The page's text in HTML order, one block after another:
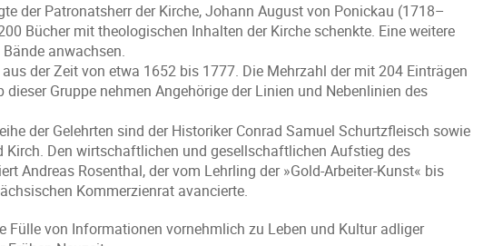
der Patronatsherr der Kirche, Johann August von Ponickau (1718–
Bücher mit theologischen Inhalten der Kirche schenkte. Eine weitere
anwachsen.
der Zeit von etwa 1652 bis 1777. Die Mehrzahl der mit 204 Einträgen
Gruppe nehmen Angehörige der Linien und Nebenlinien des
der Gelehrten sind der Historiker Conrad Samuel Schurtzfleisch sowie
Den wirtschaftlichen und gesellschaftlichen Aufstieg des
Andreas Rosenthal, der vom Lehrling der »Gold-Arbeiter-Kunst« bis
Kommerzienrat avancierte.
Fülle von Informationen vornehmlich zu Leben und Kultur adliger